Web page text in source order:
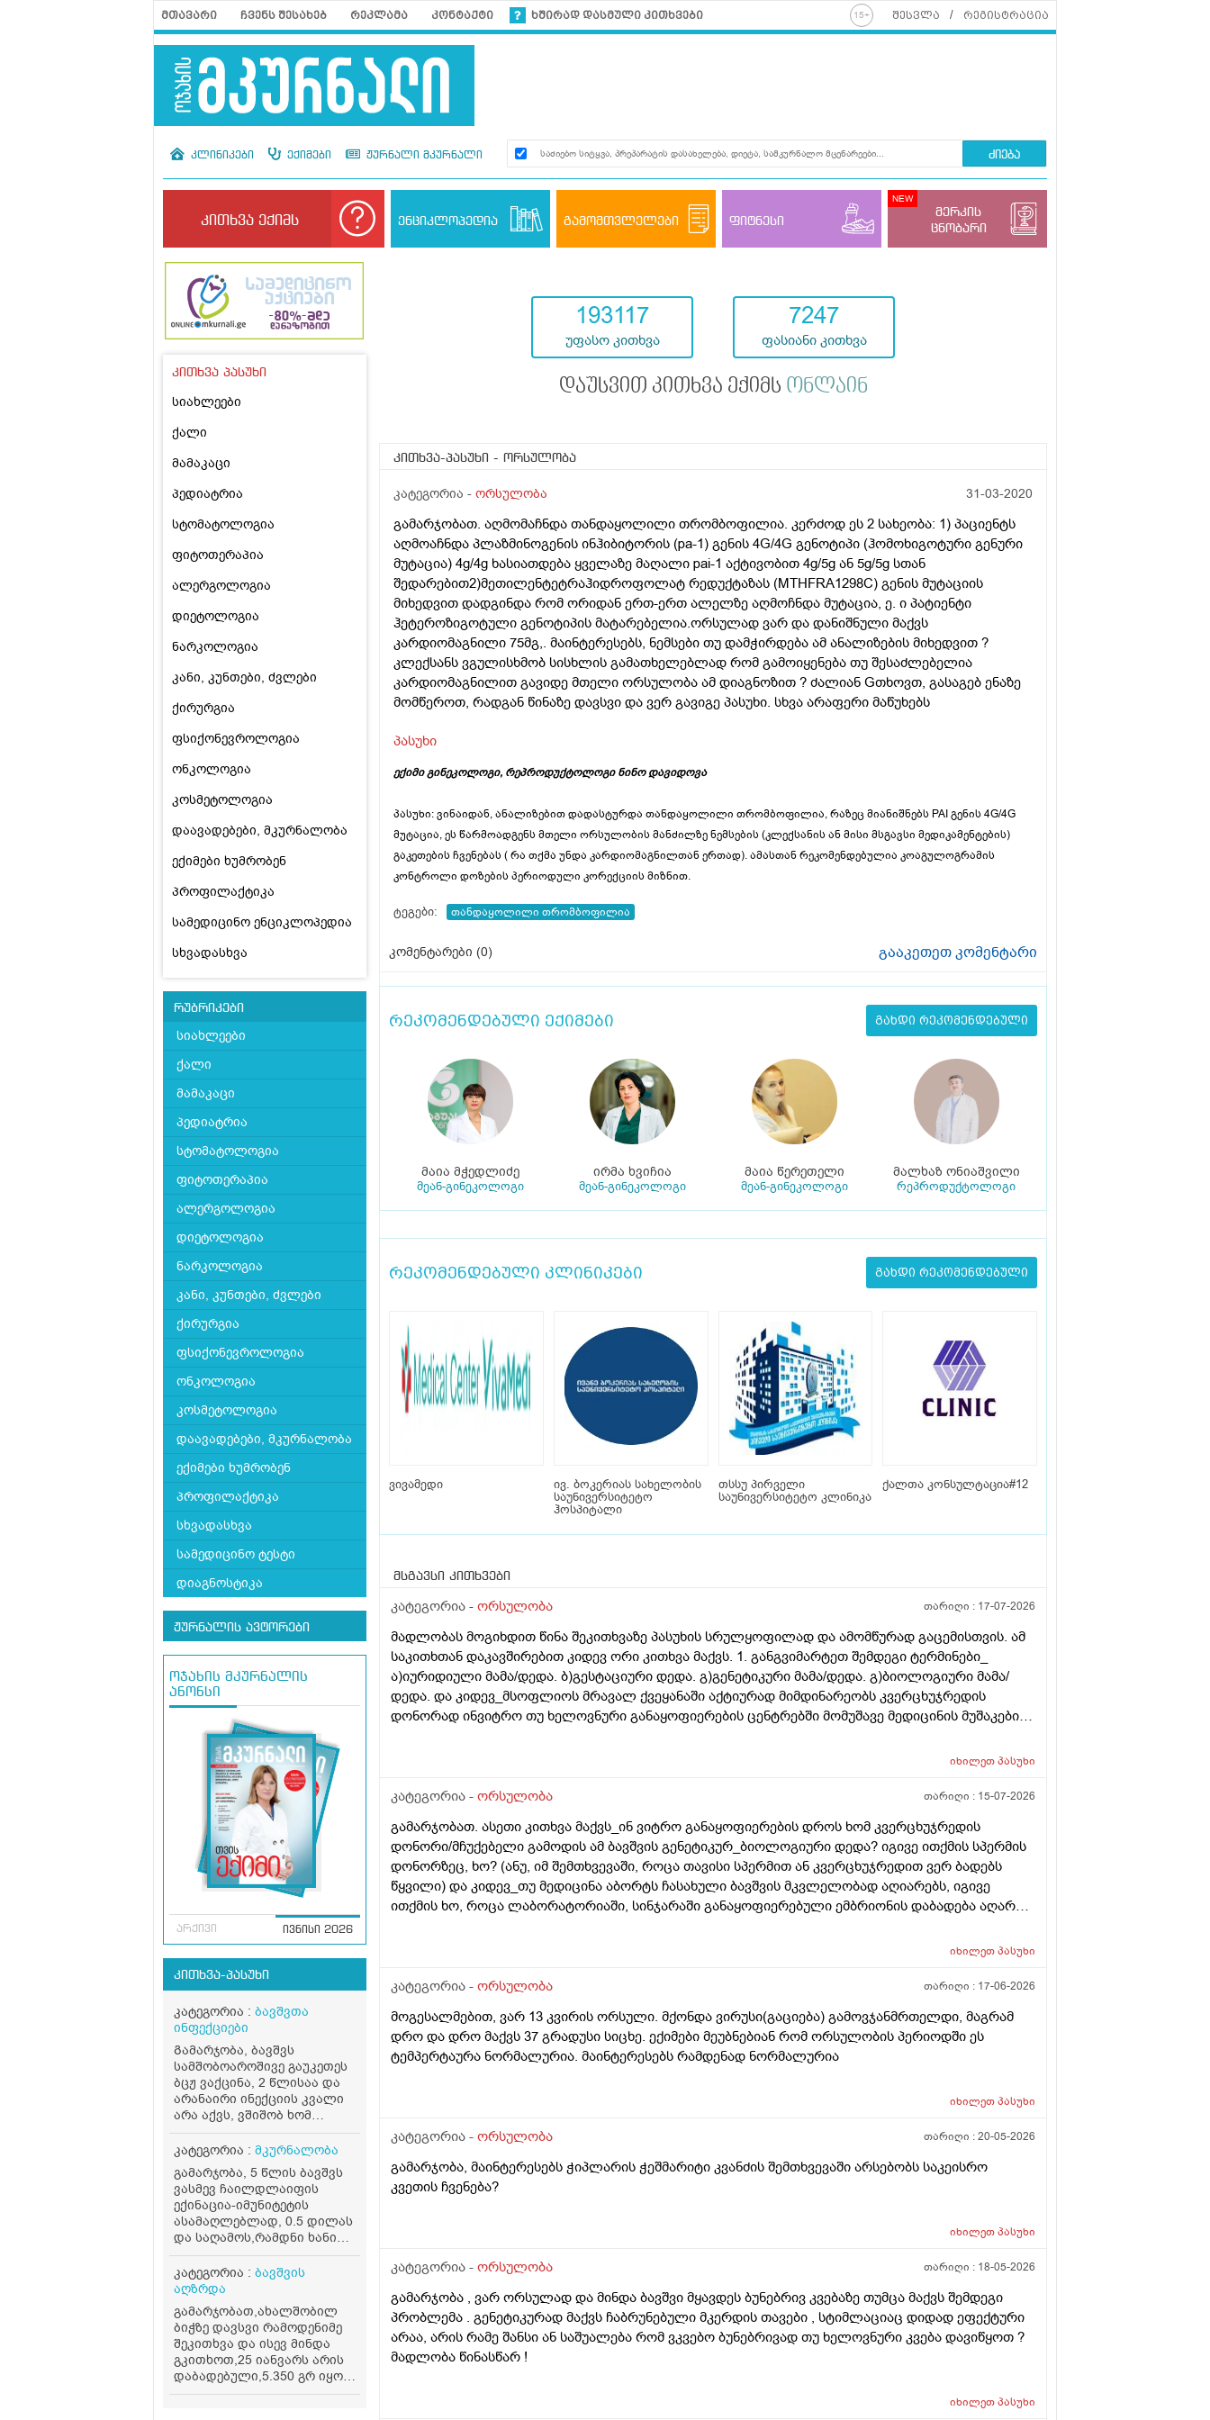
მთავარი ჩვენს შესახებ რეკლამა კონტაქტი ხშირად დასმული კითხვები შესვლა რეგისტრაცია
კლინიკები ექიმები ჟურნალი მკურნალი ძიება
კითხვა ექიმს ენციკლოპედია გამომთვლელები ფიტნესი
მერკის
ცნობარი
კითხვა პასუხი
სიახლეები
ქალი
მამაკაცი
პედიატრია
სტომატოლოგია
ფიტოთერაპია
ალერგოლოგია
დიეტოლოგია
ნარკოლოგია
კანი, კუნთები, ძვლები
ქირურგია
ფსიქონევროლოგია
ონკოლოგია
კოსმეტოლოგია
დაავადებები, მკურნალობა
ექიმები ხუმრობენ
პროფილაქტიკა
სამედიცინო ენციკლოპედია
სხვადასხვა
რუბრიკები
სიახლეები
ქალი
მამაკაცი
პედიატრია
სტომატოლოგია
ფიტოთერაპია
ალერგოლოგია
დიეტოლოგია
ნარკოლოგია
კანი, კუნთები, ძვლები
ქირურგია
ფსიქონევროლოგია
ონკოლოგია
კოსმეტოლოგია
დაავადებები, მკურნალობა
ექიმები ხუმრობენ
პროფილაქტიკა
სხვადასხვა
სამედიცინო ტესტი
დიაგნოსტიკა
ჟურნალის ავტორები
ოჯახის მკურნალის
ანონსი
არქივი ივნისი 2026
კითხვა-პასუხი
კატეგორია : ბავშვთა
ინფექციები
Გამარჯობა, ბავშვს
სამშობოაროშივე გაუკეთეს
ბცჟ ვაქცინა, 2 წლისაა და
არანაირი ინექციის კვალი
არა აქვს, ვშიშობ ხომ
ნამდვილად ჩაუტარეს?
კატეგორია : მკურნალობა
გამარჯობა, 5 წლის ბავშვს
ვასმევ ჩაილდლაიფის
ექინაცია-იმუნიტეტის
ასამაღლებლად, 0.5 დილას
და საღამოს,რამდნი ხანი
დავალევინო და რამდენი
დავასვენო? თუ მთელი
ფლაკონი დაცალოს?
კატეგორია : ბავშვის
აღზრდა
გამარჯობათ,ახალშობილ
ბიჭზე დავსვი რამოდენიმე
შეკითხვა და ისევ მინდა
გკითხოთ,25 იანვარს არის
დაბადებული,5.350 გრ იყო
დღეს,120 გრ სიმილაკ
193117
უფასო კითხვა
7247
ფასიანი კითხვა
დაუსვით კითხვა ექიმს ონლაინ
კითხვა-პასუხი - ორსულობა
კატეგორია - ორსულობა 31-03-2020
გამარჯობათ. აღმომაჩნდა თანდაყოლილი თრომბოფილია. კერძოდ ეს 2 სახეობა: 1) პაციენტს
აღმოაჩნდა პლაზმინოგენის ინჰიბიტორის (pa-1) გენის 4G/4G გენოტიპი (ჰომოხიგოტური გენური
მუტაცია) 4g/4g ხასიათდება ყველაზე მაღალი pai-1 აქტივობით 4g/5g ან 5g/5g სთან
შედარებით2)მეთილენტეტრაჰიდროფოლატ რედუქტაზას (MTHFRA1298C) გენის მუტაციის
მიხედვით დადგინდა რომ ორიდან ერთ-ერთ ალელზე აღმოჩნდა მუტაცია, ე. ი პატიენტი
ჰეტეროზიგოტული გენოტიპის მატარებელია.ორსულად ვარ და დანიშნული მაქვს
კარდიომაგნილი 75მგ,. მაინტერესებს, ნემსები თუ დამჭირდება ამ ანალიზების მიხედვით ?
კლექსანს ვგულისხმობ სისხლის გამათხელებლად რომ გამოიყენება თუ შესაძლებელია
კარდიომაგნილით გავიდე მთელი ორსულობა ამ დიაგნოზით ? ძალიან Gთხოვთ, გასაგებ ენაზე
მომწეროთ, რადგან წინაზე დავსვი და ვერ გავიგე პასუხი. სხვა არაფერი მაწუხებს
პასუხი
ექიმი გინეკოლოგი, რეპროდუქტოლოგი ნინო დავიდოვა
პასუხი: ვინაიდან, ანალიზებით დადასტურდა თანდაყოლილი თრომბოფილია, რაზეც მიანიშნებს PAI გენის 4G/4G
მუტაცია, ეს წარმოადგენს მთელი ორსულობის მანძილზე ნემსების (კლექსანის ან მისი მსგავსი მედიკამენტების)
გაკეთების ჩვენებას ( რა თქმა უნდა კარდიომაგნილთან ერთად). ამასთან რეკომენდებულია კოაგულოგრამის
კონტროლი დოზების პერიოდული კორექციის მიზნით.
ტეგები: თანდაყოლილი თრომბოფილია
კომენტარები (0) გააკეთეთ კომენტარი
რეკომენდებული ექიმები გახდი რეკომენდებული
მაია მჭედლიძე
მეან-გინეკოლოგი
ირმა ხვიჩია
მეან-გინეკოლოგი
მაია წერეთელი
მეან-გინეკოლოგი
მალხაზ ონიაშვილი
რეპროდუქტოლოგი
რეკომენდებული კლინიკები გახდი რეკომენდებული
ვივამედი
ივ. ბოკერიას სახელობის
საუნივერსიტეტო
ჰოსპიტალი
თსსუ პირველი
საუნივერსიტეტო კლინიკა
ქალთა კონსულტაცია#12
მსგავსი კითხვები
კატეგორია - ორსულობა თარიღი : 17-07-2026
მადლობას მოგიხდით წინა შეკითხვაზე პასუხის სრულყოფილად და ამომწურად გაცემისთვის. ამ
საკითხთან დაკავშირებით კიდევ ორი კითხვა მაქვს. 1. განგვიმარტეთ შემდეგი ტერმინები_
ა)იურიდიული მამა/დედა. ბ)გესტაციური დედა. გ)გენეტიკური მამა/დედა. გ)ბიოლოგიური მამა/
დედა. და კიდევ_მსოფლიოს მრავალ ქვეყანაში აქტიურად მიმდინარეობს კვერცხუჯრედის
დონორად ინვიტრო თუ ხელოვნური განაყოფიერების ცენტრებში მომუშავე მედიცინის მუშაკების
იხილეთპასუხი
კატეგორია - ორსულობა თარიღი : 15-07-2026
გამარჯობათ. ასეთი კითხვა მაქვს_ინ ვიტრო განაყოფიერების დროს ხომ კვერცხუჯრედის
დონორი/მჩუქებელი გამოდის ამ ბავშვის გენეტიკურ_ბიოლოგიური დედა? იგივე ითქმის სპერმის
დონორზეც, ხო? (ანუ, იმ შემთხვევაში, როცა თავისი სპერმით ან კვერცხუჯრედით ვერ ბადებს
წყვილი) და კიდევ_თუ მედიცინა აბორტს ჩასახული ბავშვის მკვლელობად აღიარებს, იგივე
ითქმის ხო, როცა ლაბორატორიაში, სინჯარაში განაყოფიერებული ემბრიონის დაბადება აღარ
იხილეთპასუხი
კატეგორია - ორსულობა თარიღი : 17-06-2026
მოგესალმებით, ვარ 13 კვირის ორსული. მქონდა ვირუსი(გაციება) გამოვჯანმრთელდი, მაგრამ
დრო და დრო მაქვს 37 გრადუსი სიცხე. ექიმები მეუბნებიან რომ ორსულობის პერიოდში ეს
ტემპერტაურა ნორმალურია. მაინტერესებს რამდენად ნორმალურია
იხილეთპასუხი
კატეგორია - ორსულობა თარიღი :20-05-2026
გამარჯობა, მაინტერესებს ჭიპლარის ჭეშმარიტი კვანძის შემთხვევაში არსებობს საკეისრო
კვეთის ჩვენება?
იხილეთპასუხი
კატეგორია - ორსულობა თარიღი : 18-05-2026
გამარჯობა , ვარ ორსულად და მინდა ბავშვი მყავდეს ბუნებრივ კვებაზე თუმცა მაქვს შემდეგი
პრობლემა . გენეტიკურად მაქვს ჩაბრუნებული მკერდის თავები , სტიმლაციაც დიდად ეფექტური
არაა, არის რამე შანსი ან საშუალება რომ ვკვებო ბუნებრივად თუ ხელოვნური კვება დავიწყოთ ?
მადლობა წინასწარ !
იხილეთპასუხი